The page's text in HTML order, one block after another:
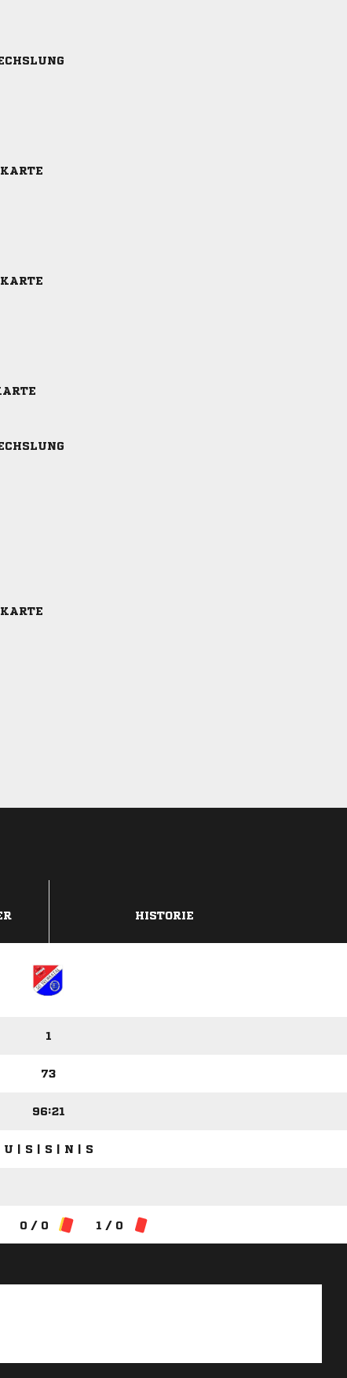
HISTORIE
1
73
96:21
U | S | S | N | S
0 / 0 1 / 0